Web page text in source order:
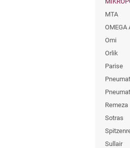
MTA
OMEGA
Omi
Orlik
Parise
Remeza
Sotras
Sullair